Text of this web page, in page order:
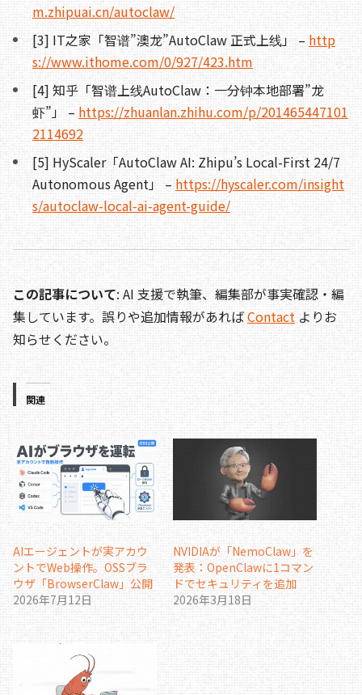
m.zhipuai.cn/autoclaw/
[3] IT之家「智谱”澳龙”AutoClaw 正式上线」 – http
s://www.ithome.com/0/927/423.htm
[4] 知乎「智谱上线AutoClaw：一分钟本地部署”龙
虾”」 – https://zhuanlan.zhihu.com/p/201465447101
2114692
[5] HyScaler「AutoClaw AI: Zhipu’s Local-First 24/7
Autonomous Agent」 – https://hyscaler.com/insight
s/autoclaw-local-ai-agent-guide/
この記事について: AI 支援で執筆、編集部が事実確認・編
集しています。誤りや追加情報があればContact よりお
知らせください。
関連
AIエージェントが実アカウ
ントでWeb操作。OSSブラ
ウザ「BrowserClaw」公開
2026年7月12日
NVIDIAが「NemoClaw」を
発表：OpenClawに1コマン
ドでセキュリティを追加
2026年3月18日